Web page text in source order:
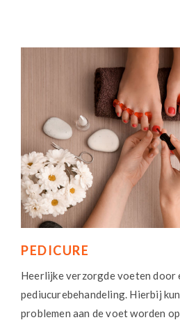
PEDICURE
Heerlijke verzorgde voeten door
pediucurebehandeling. Hierbij
problemen aan de voet worden